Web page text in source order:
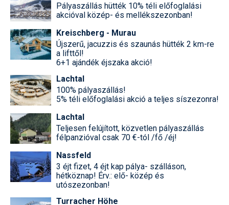
Pályaszállás hütték 10% téli előfoglalási
akcióval közép- és mellékszezonban!
Kreischberg - Murau
Újszerű, jacuzzis és szaunás hütték 2 km-re
a lifttől!
6+1 ajándék éjszaka akció!
Lachtal
100% pályaszállás!
5% téli előfoglalási akció a teljes síszezonra!
Lachtal
Teljesen felújított, közvetlen pályaszállás
félpanzióval csak 70 €-tól /fő /éj!
Nassfeld
3 éjt fizet, 4 éjt kap pálya- szálláson,
hétköznap! Érv.: elő- közép és
utószezonban!
Turracher Höhe